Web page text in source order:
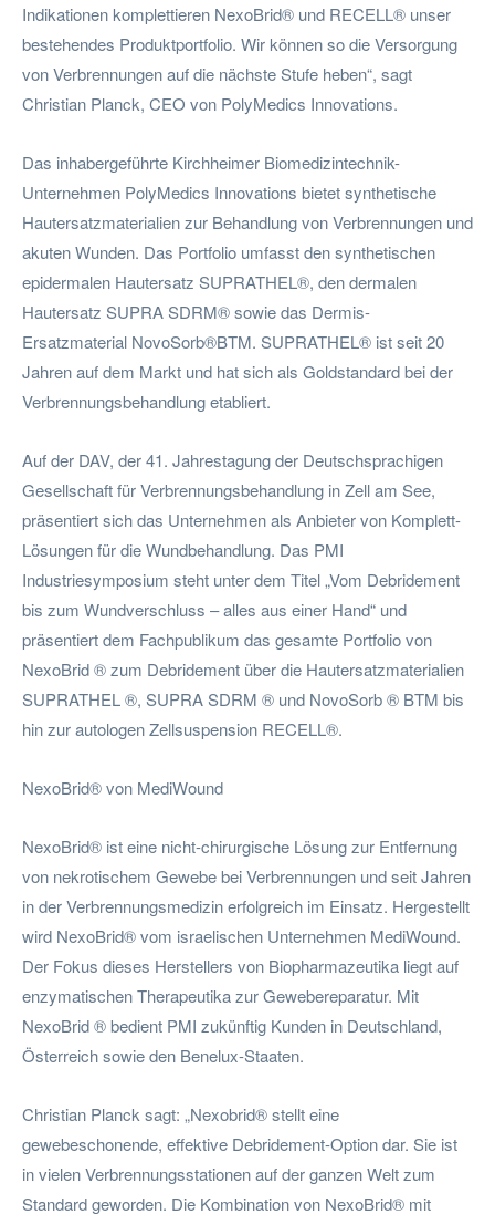
Indikationen komplettieren NexoBrid® und RECELL® unser
bestehendes Produktportfolio. Wir können so die Versorgung
von Verbrennungen auf die nächste Stufe heben“, sagt
Christian Planck, CEO von PolyMedics Innovations.
Das inhabergeführte Kirchheimer Biomedizintechnik-
Unternehmen PolyMedics Innovations bietet synthetische
Hautersatzmaterialien zur Behandlung von Verbrennungen und
akuten Wunden. Das Portfolio umfasst den synthetischen
epidermalen Hautersatz SUPRATHEL®, den dermalen
Hautersatz SUPRA SDRM® sowie das Dermis-
Ersatzmaterial NovoSorb®BTM. SUPRATHEL® ist seit 20
Jahren auf dem Markt und hat sich als Goldstandard bei der
Verbrennungsbehandlung etabliert.
Auf der DAV, der 41. Jahrestagung der Deutschsprachigen
Gesellschaft für Verbrennungsbehandlung in Zell am See,
präsentiert sich das Unternehmen als Anbieter von Komplett-
Lösungen für die Wundbehandlung. Das PMI
Industriesymposium steht unter dem Titel „Vom Debridement
bis zum Wundverschluss – alles aus einer Hand“ und
präsentiert dem Fachpublikum das gesamte Portfolio von
NexoBrid ® zum Debridement über die Hautersatzmaterialien
SUPRATHEL ®, SUPRA SDRM ® und NovoSorb ® BTM bis
hin zur autologen Zellsuspension RECELL®.
NexoBrid® von MediWound
NexoBrid® ist eine nicht-chirurgische Lösung zur Entfernung
von nekrotischem Gewebe bei Verbrennungen und seit Jahren
in der Verbrennungsmedizin erfolgreich im Einsatz. Hergestellt
wird NexoBrid® vom israelischen Unternehmen MediWound.
Der Fokus dieses Herstellers von Biopharmazeutika liegt auf
enzymatischen Therapeutika zur Gewebereparatur. Mit
NexoBrid ® bedient PMI zukünftig Kunden in Deutschland,
Österreich sowie den Benelux-Staaten.
Christian Planck sagt: „Nexobrid® stellt eine
gewebeschonende, effektive Debridement-Option dar. Sie ist
in vielen Verbrennungsstationen auf der ganzen Welt zum
Standard geworden. Die Kombination von NexoBrid® mit